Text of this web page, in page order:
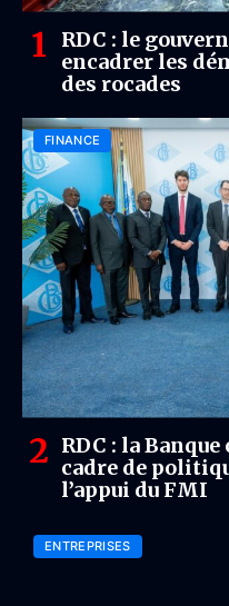
RDC : le
encadrer les
des rocades
FINANCE
RDC : la
cadre de
l’appui du FMI
ENTREPRISES